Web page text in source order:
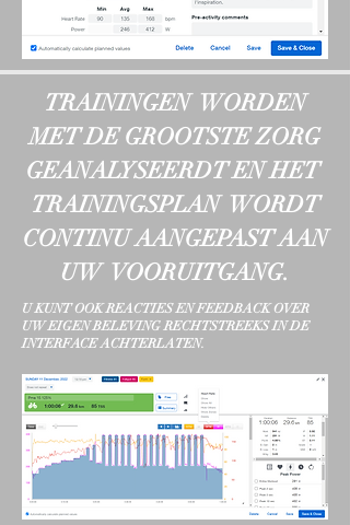
TRAININGEN WORDEN
MET DE GROOTSTE ZORG
GEANALYSEERDT EN HET
TRAININGSPLAN WORDT
CONTINU AANGEPAST AAN
UW VOORUITGANG.
U KUNT OOK REACTIES EN FEEDBACK OVER
UW EIGEN BELEVING RECHTSTREEKS IN DE
INTERFACE ACHTERLATEN.